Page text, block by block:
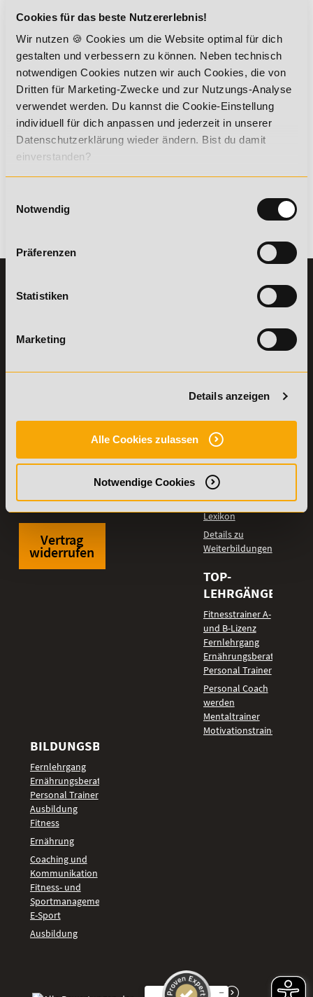
Cookies für das beste Nutzererlebnis!
Wir nutzen 🍪 Cookies um die Website optimal für dich
gestalten und verbessern zu können. Neben technisch
notwendigen Cookies nutzen wir auch Cookies, die von
Dritten für Marketing-Zwecke und zur Nutzungs-Analyse
verwendet werden. Du kannst die Cookie-Einstellung
individuell für dich anpassen und jederzeit in unserer
Datenschutzerklärung wieder ändern. Bist du damit
einverstanden?
Notwendig
Präferenzen
Statistiken
Marketing
Details anzeigen
Alle Cookies zulassen
Notwendige Cookies
Ansonsten erhöht sich das Risiko für Herz-
Kreislauferkrankungen und verschiedene Krebsarten.
, das
sowie dieLeber undschwächt zudem das Immunsystem.
Etwa 9,5 Millionen Menschen in Deutschland konsumieren
Alkohol in riskanten Mengen und jährlich sterben ungefähr
20.000 Menschen an den Folgen ihres Alkoholkonsums. Nur
knapp 3 Prozent der erwachsenen Bevölkerung in
Deutschland konsumieren überhaupt keinen Alkohol.
Es ist daher äußerst ratsam auf seinen Alkoholkonsum zu
19. April 2018
07191-22987-0
WhatsApp:
+49 (0) 7191 9513201
+49 (0) 7191 - 229 87 – 99
Erreichbarkeit:
Freitag: 8:00 - 17:00 Uhr
Samstag: 9:00 - 15:00 Uhr
Vertrag
widerrufen
INFORMATIONEN
Lernmethoden
PreisFAIRsprechen
Online Campus
Fördermöglichkeiten
Check
Bring a Friend
Partnerprogramm
Sports
Stellenangebote
Lexikon
Details zu
Weiterbildungen
TOP-
LEHRGÄNGE
Fitnesstrainer A-
und B-Lizenz
Fernlehrgang
Ernährungsberater
Personal Trainer
Personal Coach
werden
Mentaltrainer
Motivationstrainer
BILDUNGSBEREICHE
Fernlehrgang
Ernährungsberater
Personal Trainer
Ausbildung
Fitness
Ernährung
Coaching und
Kommunikation
Fitness- und
Sportmanagement
E-Sport
Ausbildung